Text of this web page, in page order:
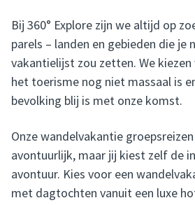
Bij 360° Explore zijn we altijd op
parels – landen en gebieden die je
vakantielijst zou zetten. We
het toerisme nog niet massaal is
bevolking blij is met onze komst.
Onze wandelvakantie
avontuurlijk, maar jij kiest zelf de
avontuur. Kies voor een
met dagtochten vanuit een luxe